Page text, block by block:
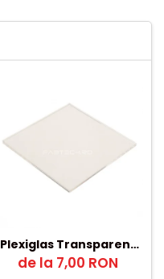
Plexiglas Transparent
12mm – 500x1000mm
de la 7,00 RON